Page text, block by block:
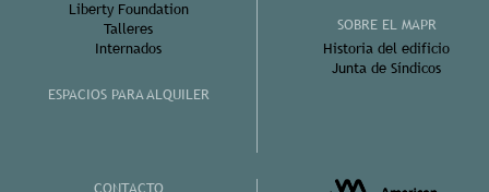
Liberty Foundation
Talleres
Internados
ESPACIOS PARA ALQUILER
SOBRE EL MAPR
Historia del edificio
Junta de Síndicos
CONTACTO